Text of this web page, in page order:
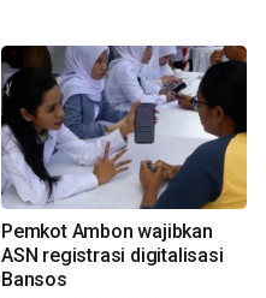
Pemkot Ambon wajibkan
ASN registrasi digitalisasi
Bansos